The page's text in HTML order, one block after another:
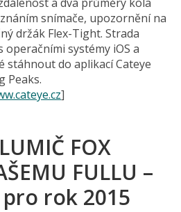
snímače, upozornění na
držák Flex-Tight. Strada
systémy iOS a
stáhnout do aplikací Cateye
Peaks.
]
FOX
FULLU –
rok 2015